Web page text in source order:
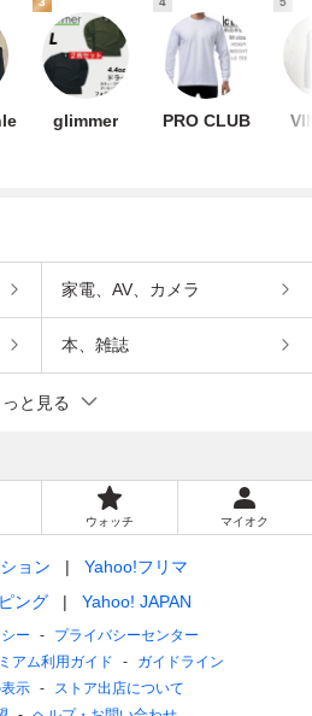
glimmer PRO CLUB
家電、AV、カメラ
本、雑誌
っと見る
ウォッチ マイオク
ョン
Yahoo!フリマ
ング
Yahoo! JAPAN
ー
プライバシーセンター
アム利用ガイド
ガイドライン
示
ストア出店について